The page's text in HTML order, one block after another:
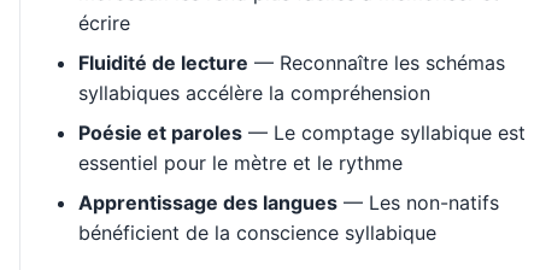
écrire
Fluidité de lecture — Reconnaître les schémas
syllabiques accélère la compréhension
Poésie et paroles — Le comptage syllabique est
essentiel pour le mètre et le rythme
Apprentissage des langues — Les non-natifs
bénéficient de la conscience syllabique